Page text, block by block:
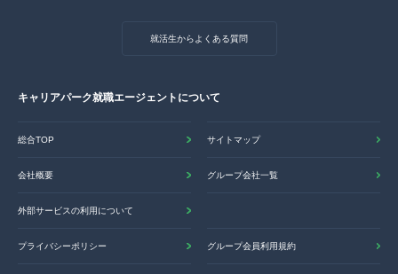
就活生からよくある質問
キャリアパーク就職エージェントについて
総合TOP サイトマップ
会社概要 グループ会社一覧
外部サービスの利用について
プライバシーポリシー グループ会員利用規約